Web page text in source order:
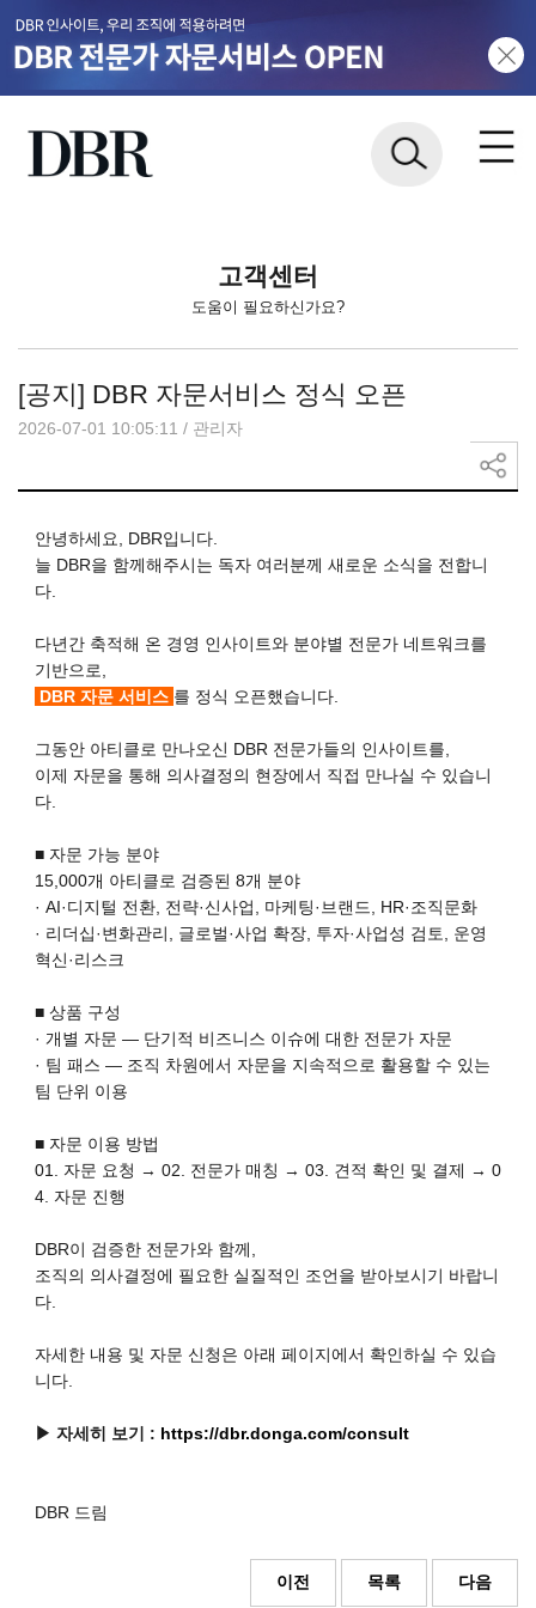
고객센터
도움이 필요하신가요?
[공지] DBR 자문서비스 정식 오픈
2026-07-01 10:05:11 / 관리자
안녕하세요, DBR입니다.
늘 DBR을 함께해주시는 독자 여러분께 새로운 소식을 전합니
다.
다년간 축적해 온 경영 인사이트와 분야별 전문가 네트워크를
기반으로,
DBR 자문 서비스 를 정식 오픈했습니다.
그동안 아티클로 만나오신 DBR 전문가들의 인사이트를,
이제 자문을 통해 의사결정의 현장에서 직접 만나실 수 있습니
다.
■ 자문 가능 분야
15,000개 아티클로 검증된 8개 분야
· AI·디지털 전환, 전략·신사업, 마케팅·브랜드, HR·조직문화
· 리더십·변화관리, 글로벌·사업 확장, 투자·사업성 검토, 운영
혁신·리스크
■ 상품 구성
· 개별 자문 — 단기적 비즈니스 이슈에 대한 전문가 자문
· 팀 패스 — 조직 차원에서 자문을 지속적으로 활용할 수 있는
팀 단위 이용
■ 자문 이용 방법
01. 자문 요청 → 02. 전문가 매칭 → 03. 견적 확인 및 결제 → 0
4. 자문 진행
DBR이 검증한 전문가와 함께,
조직의 의사결정에 필요한 실질적인 조언을 받아보시기 바랍니
다.
자세한 내용 및 자문 신청은 아래 페이지에서 확인하실 수 있습
니다.
▶ 자세히 보기 : https://dbr.donga.com/consult
DBR 드림
이전 목록 다음